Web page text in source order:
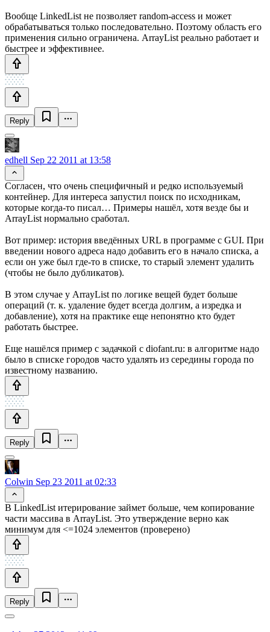
Вообще LinkedList не позволяет random-access и может
обрабатываться только последовательно. Поэтому область его
применения сильно ограничена. ArrayList реально работает и
быстрее и эффективнее.
Reply
edhell Sep 22 2011 at 13:58
Согласен, что очень специфичный и редко используемый
контейнер. Для интереса запустил поиск по исходникам,
которые когда-то писал… Примеры нашёл, хотя везде бы и
ArrayList нормально сработал.
Вот пример: история введённых URL в программе с GUI. При
введении нового адреса надо добавить его в начало списка, а
если он уже был где-то в списке, то старый элемент удалить
(чтобы не было дубликатов).
В этом случае у ArrayList по логике вещей будет больше
операций (т. к. удаление будет всегда долгим, а изредка и
добавление), хотя на практике еще непонятно кто будет
работать быстрее.
Еще нашёлся пример с задачкой с diofant.ru: в алгоритме надо
было в списке городов часто удалять из середины города по
известному названию.
Reply
Colwin Sep 23 2011 at 02:33
В LinkedList итерирование займет больше, чем копирование
части массива в ArrayList. Это утверждение верно как
минимум для <=1024 элементов (проверено)
Reply